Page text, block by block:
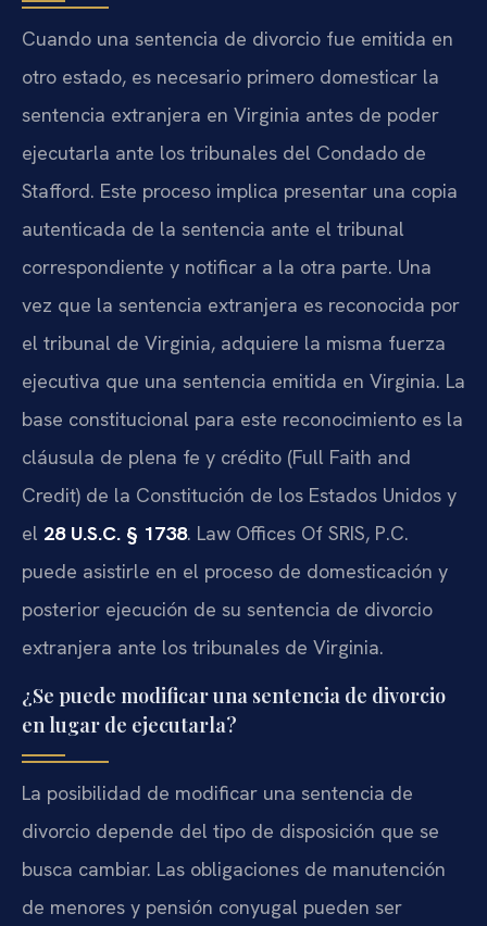
Cuando una sentencia de divorcio fue emitida en
otro estado, es necesario primero domesticar la
sentencia extranjera en Virginia antes de poder
ejecutarla ante los tribunales del Condado de
Stafford. Este proceso implica presentar una copia
autenticada de la sentencia ante el tribunal
correspondiente y notificar a la otra parte. Una
vez que la sentencia extranjera es reconocida por
el tribunal de Virginia, adquiere la misma fuerza
ejecutiva que una sentencia emitida en Virginia. La
base constitucional para este reconocimiento es la
cláusula de plena fe y crédito (Full Faith and
Credit) de la Constitución de los Estados Unidos y
el 28 U.S.C. § 1738. Law Offices Of SRIS, P.C.
puede asistirle en el proceso de domesticación y
posterior ejecución de su sentencia de divorcio
extranjera ante los tribunales de Virginia.
¿Se puede modificar una sentencia de divorcio
en lugar de ejecutarla?
La posibilidad de modificar una sentencia de
divorcio depende del tipo de disposición que se
busca cambiar. Las obligaciones de manutención
de menores y pensión conyugal pueden ser